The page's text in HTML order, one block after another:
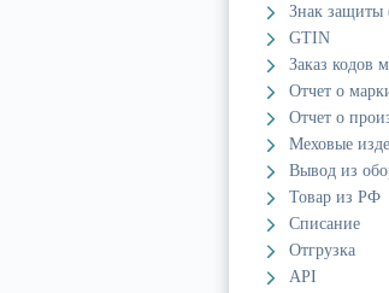
Знак защиты
GTIN
Заказ кодов
Отчет о
Отчет о
Меховые
Вывод из
Товар из РФ
Списание
Отгрузка
API